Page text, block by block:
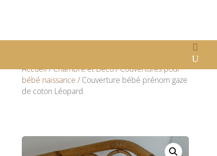
Accueil/Chambre et Déco/Couvertures pour
bébé naissance / Couverture bébé prénom gaze
de coton Léopard